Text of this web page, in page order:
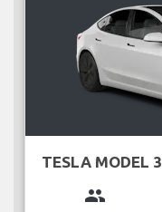
TESLA MODEL 3
group